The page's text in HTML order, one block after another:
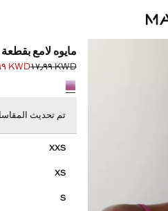
مايوه لامع
السعر الأول محذوف [KWD ١٧٫٩٩ ]
KWD ١٧٫٩٩
السعر الحالي [KWD ٩٫٩٩ ]KWD ٩٫٩٩
حدد اللون
تم تحديث
XXS
XS
S